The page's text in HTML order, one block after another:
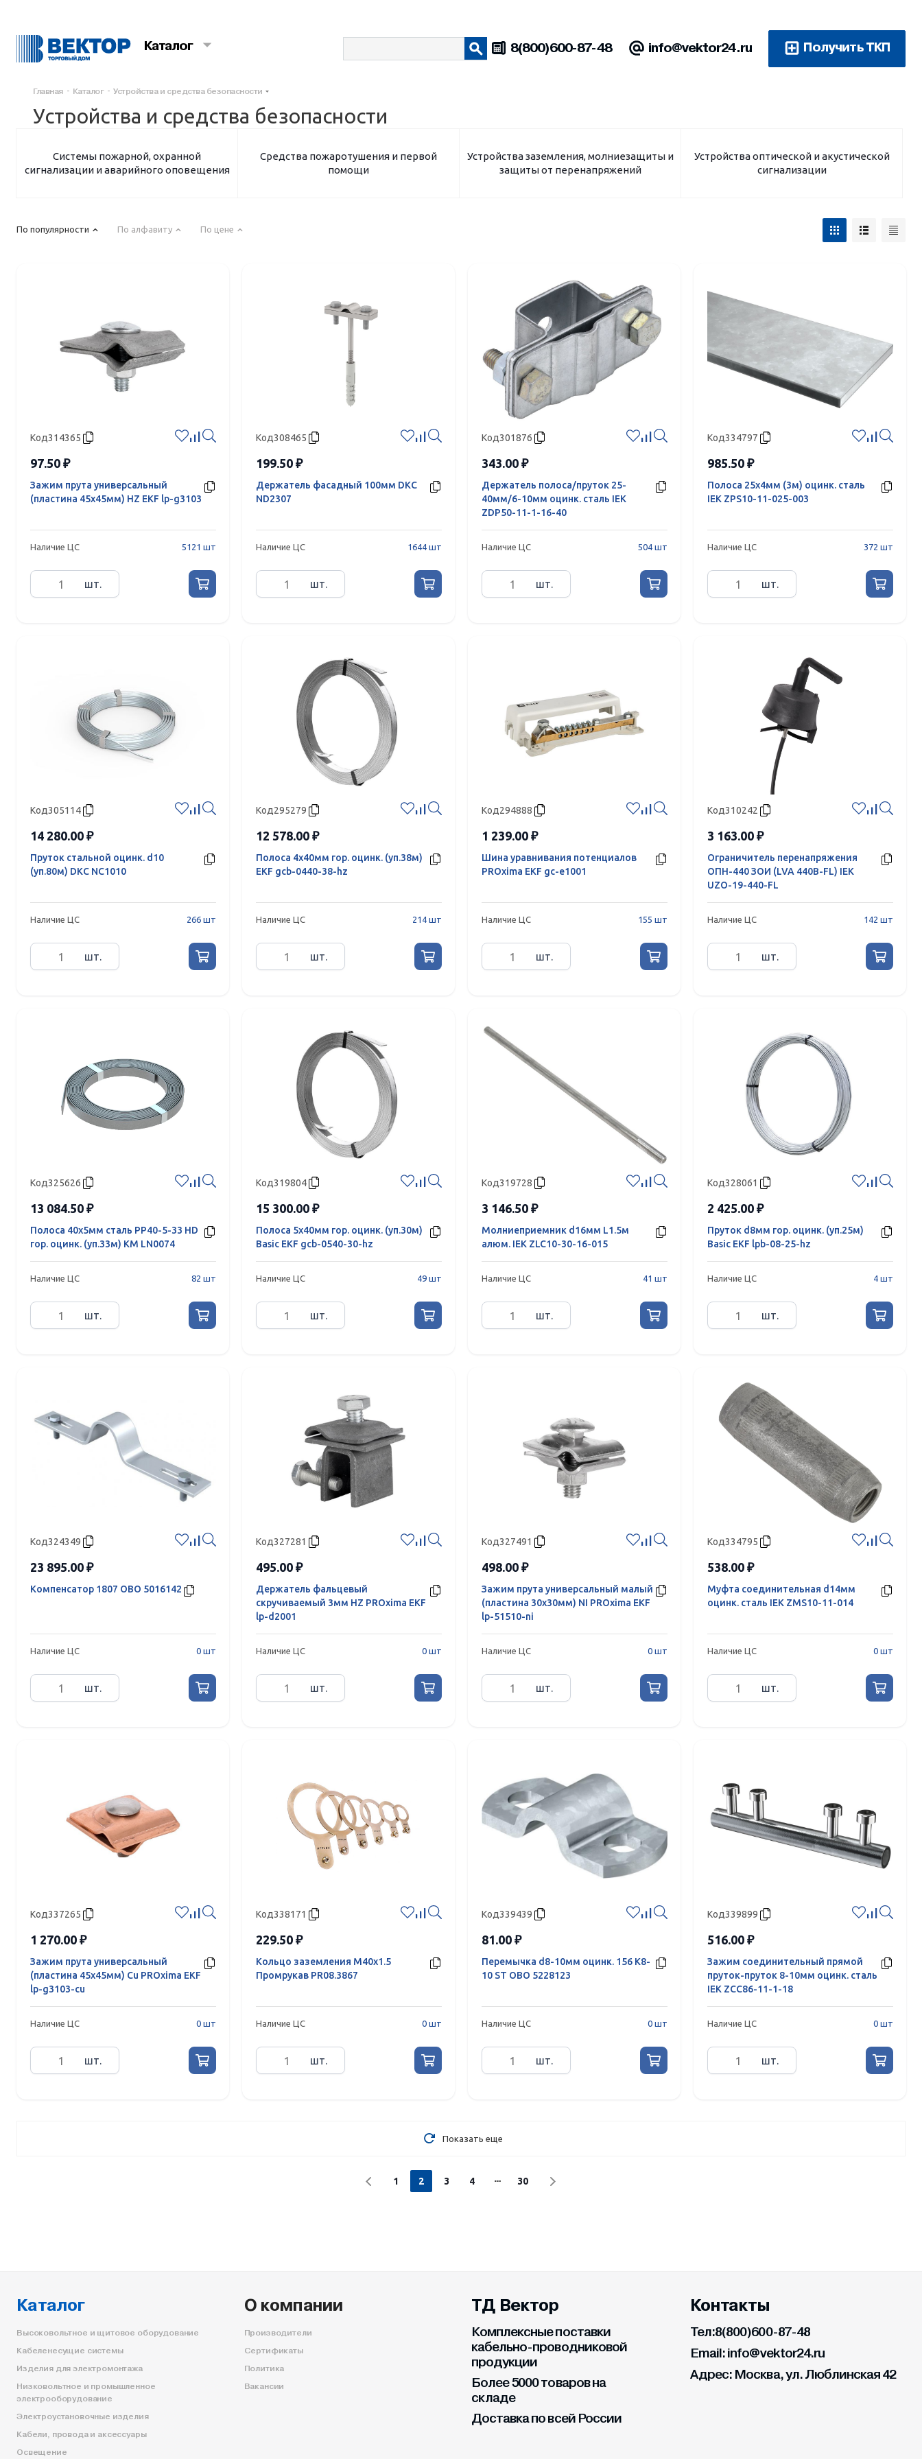
Получить ТКП
info@vektor24.ru
8(800)600-87-48
Каталог
Главная - Каталог - Устройства и средства безопасности
Устройства и средства безопасности
Системы пожарной, охранной
сигнализации и аварийного оповещения
Средства пожаротушения и первой
помощи
Устройства заземления, молниезащиты и
защиты от перенапряжений
Устройства оптической и акустической
сигнализации
По популярности По алфавиту По цене
Код314365
97.50 ₽
Зажим прута универсальный
(пластина 45х45мм) HZ EKF lp-g3103
Наличие ЦС 5121 шт
шт.
Код308465
199.50 ₽
Держатель фасадный 100мм DKC
ND2307
Наличие ЦС 1644 шт
шт.
Код301876
343.00 ₽
Держатель полоса/пруток 25-
40мм/6-10мм оцинк. сталь IEK
ZDP50-11-1-16-40
Наличие ЦС 504 шт
шт.
Код334797
985.50 ₽
Полоса 25х4мм (3м) оцинк. сталь
IEK ZPS10-11-025-003
Наличие ЦС 372 шт
шт.
Код305114
14 280.00 ₽
Пруток стальной оцинк. d10
(уп.80м) DKC NC1010
Наличие ЦС 266 шт
шт.
Код295279
12 578.00 ₽
Полоса 4х40мм гор. оцинк. (уп.38м)
EKF gcb-0440-38-hz
Наличие ЦС 214 шт
шт.
Код294888
1 239.00 ₽
Шина уравнивания потенциалов
PROxima EKF gc-e1001
Наличие ЦС 155 шт
шт.
Код310242
3 163.00 ₽
Ограничитель перенапряжения
ОПН-440 ЗОИ (LVA 440B-FL) IEK
UZO-19-440-FL
Наличие ЦС 142 шт
шт.
Код325626
13 084.50 ₽
Полоса 40х5мм сталь PP40-5-33 HD
гор. оцинк. (уп.33м) КМ LN0074
Наличие ЦС 82 шт
шт.
Код319804
15 300.00 ₽
Полоса 5х40мм гор. оцинк. (уп.30м)
Basic EKF gcb-0540-30-hz
Наличие ЦС 49 шт
шт.
Код319728
3 146.50 ₽
Молниеприемник d16мм L1.5м
алюм. IEK ZLC10-30-16-015
Наличие ЦС 41 шт
шт.
Код328061
2 425.00 ₽
Пруток d8мм гор. оцинк. (уп.25м)
Basic EKF lpb-08-25-hz
Наличие ЦС 4 шт
шт.
Код324349
23 895.00 ₽
Компенсатор 1807 OBO 5016142
Наличие ЦС 0 шт
шт.
Код327281
495.00 ₽
Держатель фальцевый
скручиваемый 3мм HZ PROxima EKF
lp-d2001
Наличие ЦС 0 шт
шт.
Код327491
498.00 ₽
Зажим прута универсальный малый
(пластина 30х30мм) NI PROxima EKF
lp-51510-ni
Наличие ЦС 0 шт
шт.
Код334795
538.00 ₽
Муфта соединительная d14мм
оцинк. сталь IEK ZMS10-11-014
Наличие ЦС 0 шт
шт.
Код337265
1 270.00 ₽
Зажим прута универсальный
(пластина 45х45мм) Cu PROxima EKF
lp-g3103-cu
Наличие ЦС 0 шт
шт.
Код338171
229.50 ₽
Кольцо заземления М40х1.5
Промрукав PR08.3867
Наличие ЦС 0 шт
шт.
Код339439
81.00 ₽
Перемычка d8-10мм оцинк. 156 K8-
10 ST OBO 5228123
Наличие ЦС 0 шт
шт.
Код339899
516.00 ₽
Зажим соединительный прямой
пруток-пруток 8-10мм оцинк. сталь
IEK ZCC86-11-1-18
Наличие ЦС 0 шт
шт.
Показать еще
1 2 3 4 30
Каталог
Высоковольтное и щитовое оборудование
Кабеленесущие системы
Изделия для электромонтажа
Низковольтное и промышленное
электрооборудование
Электроустановочные изделия
Кабели, провода и аксессуары
Освещение
О компании
Производители
Сертификаты
Политика
Вакансии
ТД Вектор
Комплексные поставки
кабельно-проводниковой
продукции
Более 5000 товаров на
складе
Доставка по всей России
Контакты
Тел:8(800)600-87-48
Email:info@vektor24.ru
Адрес: Москва, ул. Люблинская 42